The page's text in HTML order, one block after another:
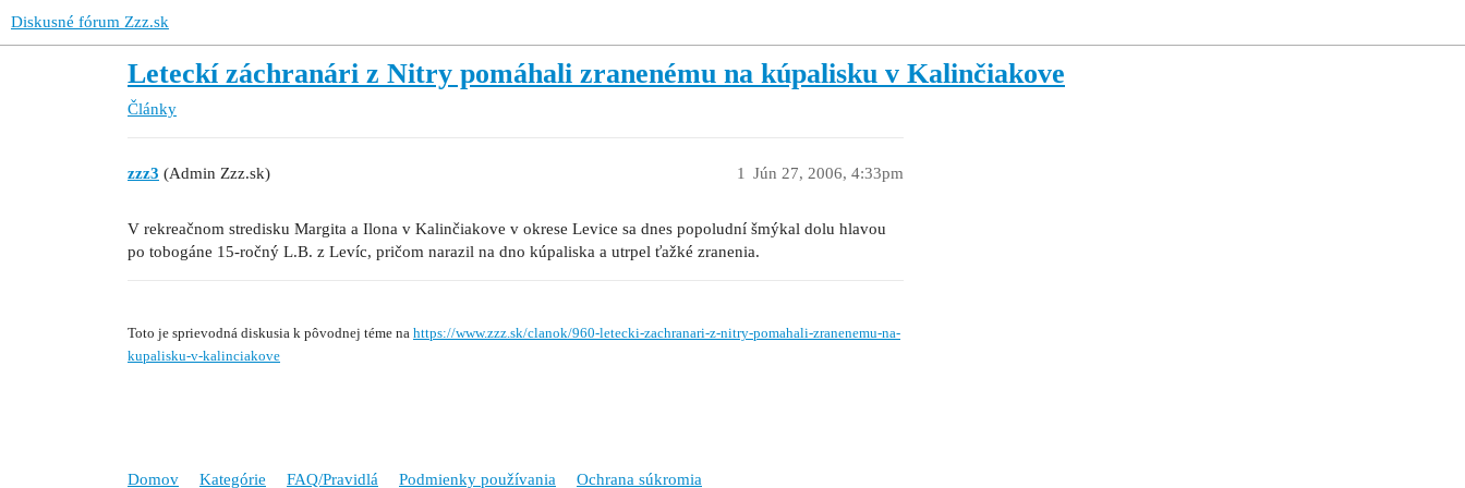
Diskusné fórum Zzz.sk
Leteckí záchranári z Nitry pomáhali zranenému na kúpalisku v Kalinčiakove
Články
zzz3 (Admin Zzz.sk) Jún 27, 2006, 4:33pm
1
V rekreačnom stredisku Margita a Ilona v Kalinčiakove v okrese Levice sa dnes popoludní šmýkal dolu hlavou
po tobogáne 15-ročný L.B. z Levíc, pričom narazil na dno kúpaliska a utrpel ťažké zranenia.
Toto je sprievodná diskusia k pôvodnej téme na https://www.zzz.sk/clanok/960-letecki-zachranari-z-nitry-pomahali-zranenemu-na-
kupalisku-v-kalinciakove
Domov Kategórie FAQ/Pravidlá Podmienky používania Ochrana súkromia